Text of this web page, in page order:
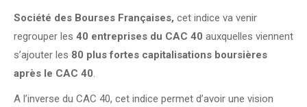
Société des Bourses Françaises, cet indice va venir
regrouper les 40 entreprises du CAC 40 auxquelles viennent
s’ajouter les 80 plus fortes capitalisations boursières
après le CAC 40.
A l’inverse du CAC 40, cet indice permet d’avoir une vision